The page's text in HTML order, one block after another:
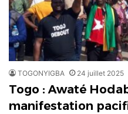
TOGONYIGBA 24 juillet 2025
Togo : Awaté
manifestation